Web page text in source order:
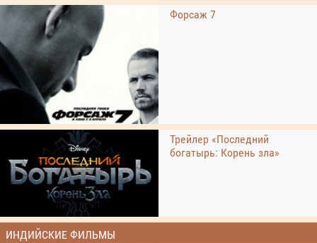
Форсаж 7
Трейлер «Последний
богатырь: Корень зла»
ИНДИЙСКИЕ ФИЛЬМЫ